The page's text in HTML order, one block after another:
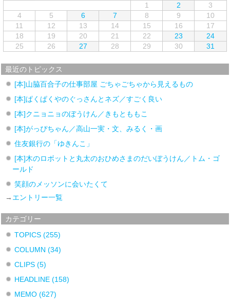
1
2
3
4
5 6 7 8 9
10
11
12 13 14 15 16
17
18
19 20 21 22 23
24
25
26 27 28 29 30 31
最近のトピックス
[本]山脇百合子の仕事部屋 ごちゃごちゃから見えるもの
[本]ぱくぱくやのぐっさんとネズ／すごく良い
[本]クニョニョのぼうけん／きもとももこ
[本]がっぴちゃん／高山一実・文、みるく・画
住友銀行の「ゆきんこ」
[本]木のロボットと丸太のおひめさまのだいぼうけん／トム・ゴ
ールド
笑顔のメッソンに会いたくて
→ エントリー一覧
カテゴリー
TOPICS(255)
COLUMN(34)
CLIPS(5)
HEADLINE(158)
MEMO(627)